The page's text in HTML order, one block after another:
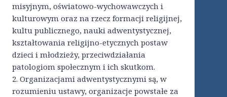
misyjnym, oświatowo-wychowawczych i
kulturowym oraz na rzecz formacji religijnej,
kultu publicznego, nauki adwentystycznej,
kształtowania religijno-etycznych postaw
dzieci i młodzieży, przeciwdziałania
patologiom społecznym i ich skutkom.
2. Organizacjami adwentystycznymi są, w
rozumieniu ustawy, organizacje powstałe za